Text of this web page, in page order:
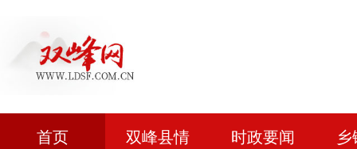
首页 双峰县情 时政要闻